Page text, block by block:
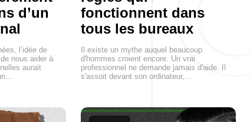
d’un
l’idée de
nous aider à
aurait
fonctionnent dans
tous les bureaux
Il existe un mythe auquel beaucoup
d'hommes croient encore. Un vrai
professionnel ne demande jamais d'aide. Il
s'assoit devant son ordinateur,…